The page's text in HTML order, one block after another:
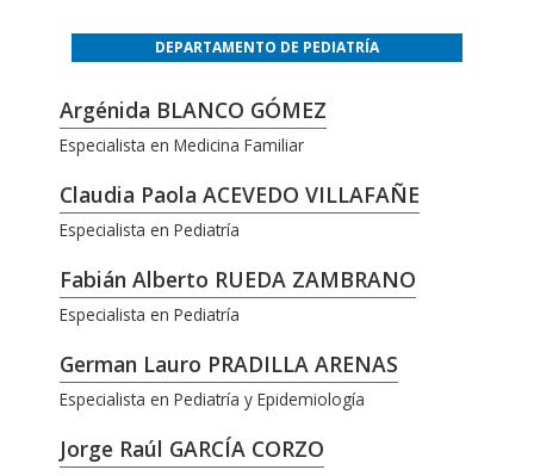
DEPARTAMENTO DE PEDIATRÍA
Argénida BLANCO GÓMEZ
Especialista en Medicina Familiar
Claudia Paola ACEVEDO VILLAFAÑE
Especialista en Pediatría
Fabián Alberto RUEDA ZAMBRANO
Especialista en Pediatría
German Lauro PRADILLA ARENAS
Especialista en Pediatría y Epidemiología
Jorge Raúl GARCÍA CORZO